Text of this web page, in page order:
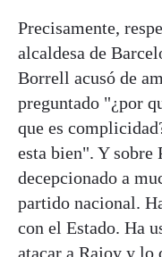
Precisamente,
alcaldesa de
Borrell acusó de
preguntado "¿por
que es
esta bien". Y sobre
decepcionado a
partido nacional.
con el Estado. Ha
atacar a Rajoy y lo